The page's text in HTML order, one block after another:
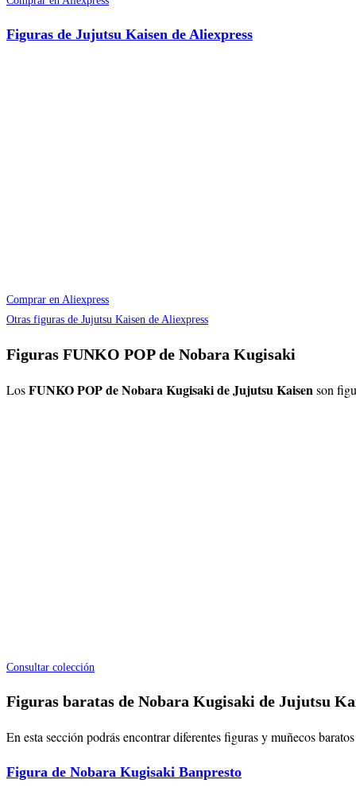
Figuras de Jujutsu Kaisen de Aliexpress
Comprar en Aliexpress
Otras figuras de Jujutsu Kaisen de Aliexpress
Figuras FUNKO POP de Nobara Kugisaki
LosFUNKO POP de Nobara Kugisaki de Jujutsu Kaisenson
Consultar colección
Figuras baratas de Nobara Kugisaki de Jujutsu
En esta sección podrás encontrar diferentes figuras y muñecos
Figura de Nobara Kugisaki Banpresto